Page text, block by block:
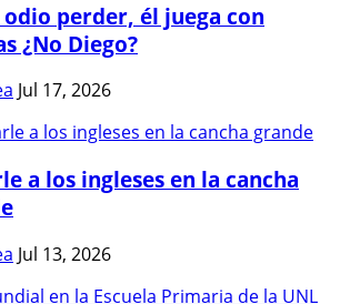
odio perder, él juega con
¿No Diego?
Jul 17, 2026
a los ingleses en la cancha
Jul 13, 2026